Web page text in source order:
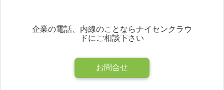
企業の電話、内線のことならナイセンクラウ
ドにご相談下さい
お問合せ